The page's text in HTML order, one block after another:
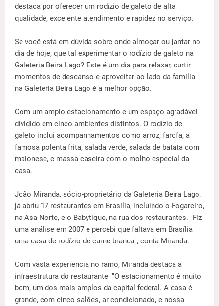
destaca por oferecer um rodízio de galeto de alta
qualidade, excelente atendimento e rapidez no serviço.
Se você está em dúvida sobre onde almoçar ou jantar no
dia de hoje, que tal experimentar o rodízio de galeto na
Galeteria Beira Lago? Este é um dia para relaxar, curtir
momentos de descanso e aproveitar ao lado da família
na Galeteria Beira Lago é a melhor opção.
Com um amplo estacionamento e um espaço agradável
dividido em cinco ambientes distintos. O rodízio de
galeto inclui acompanhamentos como arroz, farofa, a
famosa polenta frita, salada verde, salada de batata com
maionese, e massa caseira com o molho especial da
casa.
João Miranda, sócio-proprietário da Galeteria Beira Lago,
já abriu 17 restaurantes em Brasília, incluindo o Fogareiro,
na Asa Norte, e o Babytique, na rua dos restaurantes. "Fiz
uma análise em 2007 e percebi que faltava em Brasília
uma casa de rodízio de carne branca", conta Miranda.
Com vasta experiência no ramo, Miranda destaca a
infraestrutura do restaurante. "O estacionamento é muito
bom, um dos mais amplos da capital federal. A casa é
grande, com cinco salões, ar condicionado, e nossa